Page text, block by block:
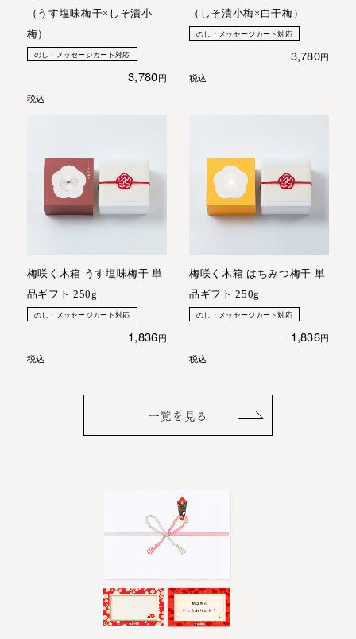
（うす塩味梅干×しそ漬小
梅）
のし・メッセージカート対応
3,780
税込
（しそ漬小梅×白干梅）
のし・メッセージカート対応
3,780
税込
梅咲く木箱 うす塩味梅干 単
品ギフト 250g
のし・メッセージカート対応
1,836
税込
梅咲く木箱 はちみつ梅干 単
品ギフト 250g
のし・メッセージカート対応
1,836
税込
一覧を見る